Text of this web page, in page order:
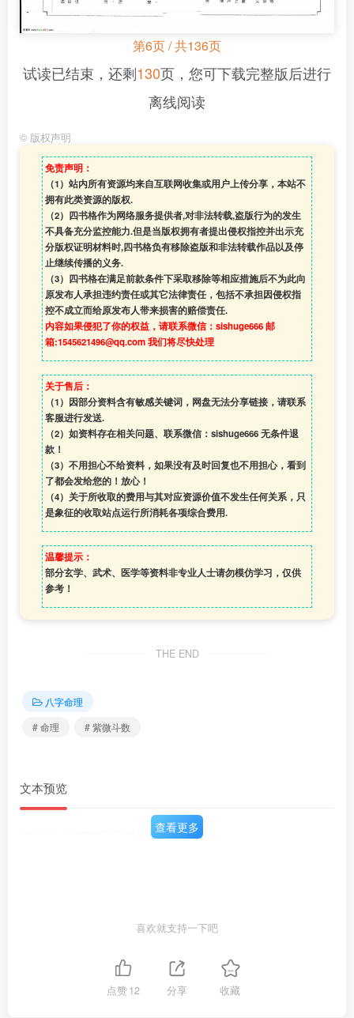
第6页 / 共136页
试读已结束，还剩130页，您可下载完整版后进行
离线阅读
© 版权声明
免责声明：
（1）站内所有资源均来自互联网收集或用户上传分享，本站不
拥有此类资源的版权.
（2）四书格作为网络服务提供者,对非法转载,盗版行为的发生
不具备充分监控能力.但是当版权拥有者提出侵权指控并出示充
分版权证明材料时,四书格负有移除盗版和非法转载作品以及停
止继续传播的义务.
（3）四书格在满足前款条件下采取移除等相应措施后不为此向
原发布人承担违约责任或其它法律责任，包括不承担因侵权指
控不成立而给原发布人带来损害的赔偿责任.
内容如果侵犯了你的权益，请联系微信：sishuge666 邮
箱:1545621496@qq.com 我们将尽快处理
关于售后：
（1）因部分资料含有敏感关键词，网盘无法分享链接，请联系
客服进行发送.
（2）如资料存在相关问题、联系微信：sishuge666 无条件退
款！
（3） 不用担心不给资料，如果没有及时回复也不用担心，看到
了都会发给您的！放心！
（4） 关于所收取的费用与其对应资源价值不发生任何关系，只
是象征的收取站点运行所消耗各项综合费用.
温馨提示：
部分玄学、武术、医学等资料非专业人士请勿模仿学习，仅供
参考！
THE END
八字命理
# 命理
# 紫微斗数
文本预览
個案研究斗數陳世與/著婚外情篇
查看更多
喜欢就支持一下吧
点赞12 分享 收藏